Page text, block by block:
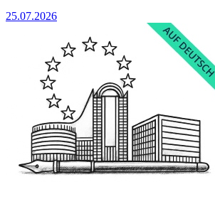
25.07.2026